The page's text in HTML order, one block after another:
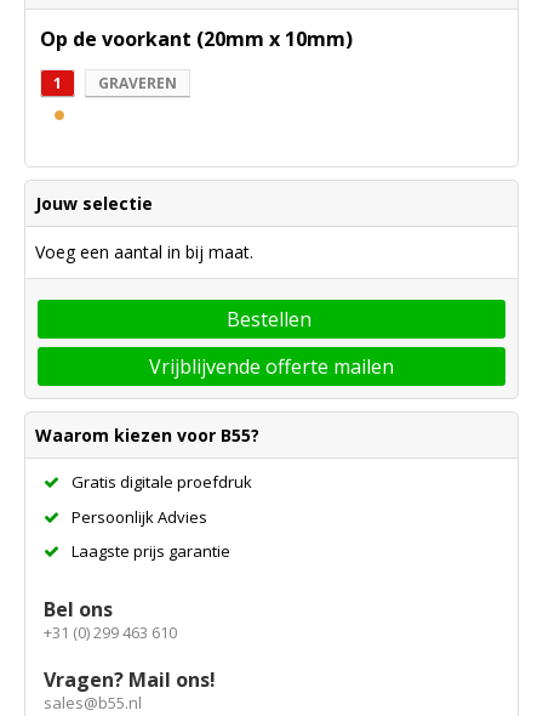
Op de voorkant (20mm x 10mm)
1 GRAVEREN
Jouw selectie
Voeg een aantal in bij maat.
Bestellen
Vrijblijvende offerte mailen
Waarom kiezen voor B55?
Gratis digitale proefdruk
Persoonlijk Advies
Laagste prijs garantie
Bel ons
+31 (0) 299 463 610
Vragen? Mail ons!
sales@b55.nl